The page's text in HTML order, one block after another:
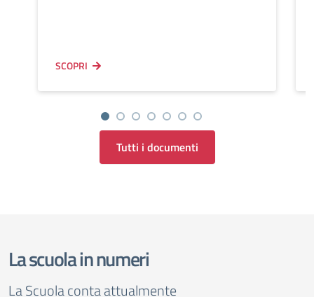
SCOPRI
Tutti i documenti
La scuola in numeri
La Scuola conta attualmente